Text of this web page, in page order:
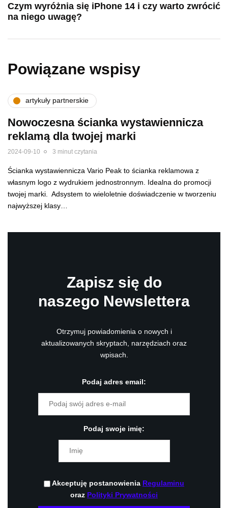
Czym wyróżnia się iPhone 14 i czy warto zwrócić
na niego uwagę?
Powiązane wspisy
artykuły partnerskie
Nowoczesna ścianka wystawiennicza
reklamą dla twojej marki
2024-09-10 3 minut czytania
Ścianka wystawiennicza Vario Peak to ścianka reklamowa z
własnym logo z wydrukiem jednostronnym. Idealna do promocji
twojej marki. Adsystem to wieloletnie doświadczenie w tworzeniu
najwyższej klasy…
Zapisz się do
naszego Newslettera
Otrzymuj powiadomienia o nowych i
aktualizowanych skryptach, narzędziach oraz
wpisach.
Podaj adres email:
Podaj swoje imię:
Akceptuję postanowienia Regulaminu
oraz Polityki Prywatności